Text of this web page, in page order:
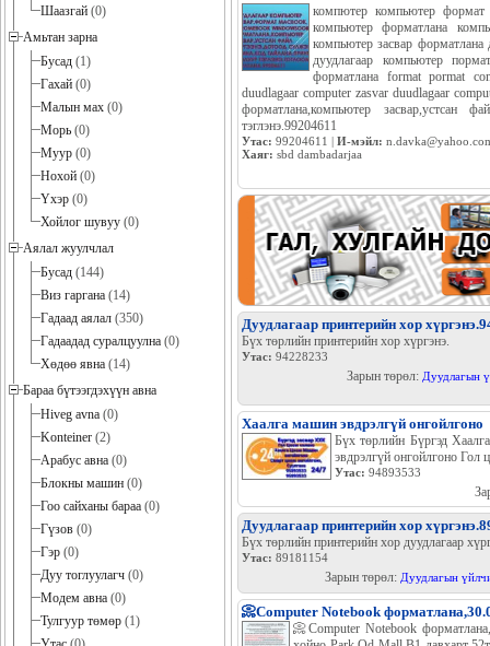
Шаазгай (0)
Амьтан зарна
Бусад (1)
Гахай (0)
Малын мах (0)
Морь (0)
Муур (0)
Нохой (0)
Үхэр (0)
Хойлог шувуу (0)
Аялал жуулчлал
Бусад (144)
Виз гаргана (14)
Гадаад аялал (350)
Гадаадад суралцуулна (0)
Хөдөө явна (14)
Бараа бүтээгдэхүүн авна
Hiveg avna (0)
Konteiner (2)
Арабус авна (0)
Блокны машин (0)
Гоо сайханы бараа (0)
Гүзов (0)
Гэр (0)
Дуу тоглуулагч (0)
Модем авна (0)
Тулгуур төмөр (1)
компютер компьютер
компьютер форматлана
компьютер засвар форматлана
дуудлагаар компьютер
форматлана format pormat
duudlagaar computer zasvar duudlagaar
форматлана,компьютер засвар,устсан
тэглэнэ.99204611
Утас: 99204611 | И-мэйл:
Хаяг: sbd dambadarjaa
Дуудлагаар принтерийн хор
Бүх төрлийн принтерийн хор хүргэнэ.
Утас: 94228233
Зарын төрөл: Дуудлагын
Хаалга машин эвдрэлгүй онгойлгоно
Бүх төрлийн Бүргэд
эвдрэлгүй онгойлгоно Гол
Утас: 94893533
Дуудлагаар принтерийн хор
Бүх төрлийн принтерийн хор дуудлагаар
Утас: 89181154
Зарын төрөл: Дуудлагын
📀Computer Notebook
📀Computer Notebook